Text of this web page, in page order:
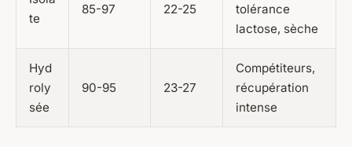
te
85-97 22-25
tolérance
lactose, sèche
Hyd
roly
sée
90-95 23-27
Compétiteurs,
récupération
intense